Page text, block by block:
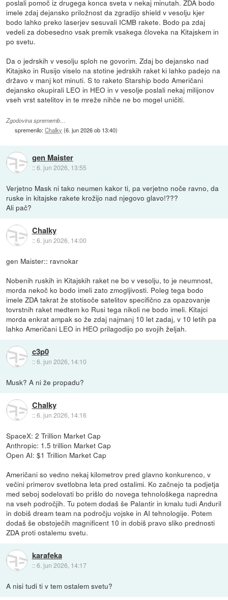
poslali pomoč iz drugega konca sveta v nekaj minutah. ZDA bodo
imele zdaj dejansko priložnost da zgradijo shield v vesolju kjer
bodo lahko preko laserjev sesuvali ICMB rakete. Bodo pa zdaj
vedeli za dobesedno vsak premik vsakega človeka na Kitajskem in
po svetu.
Da o jedrskih v vesolju sploh ne govorim. Zdaj bo dejansko nad
Kitajsko in Rusijo viselo na stotine jedrskih raket ki lahko padejo na
državo v manj kot minuti. S to raketo Starship bodo Američani
dejansko okupirali LEO in HEO in v vesolje poslali nekaj milijonov
vseh vrst satelitov in te mreže nihče ne bo mogel uničiti.
Zgodovina sprememb…
spremenilo:Chalky (6. jun 2026 ob 13:40)
gen Maister
::6. jun 2026, 13:55
Verjetno Mask ni tako neumen kakor ti, pa verjetno noče ravno, da
ruske in kitajske rakete krožijo nad njegovo glavo!???
Ali pač?
Chalky
::6. jun 2026, 14:00
gen Maister:: ravnokar
Nobenih ruskih in Kitajskih raket ne bo v vesolju, to je neumnost,
morda nekoč ko bodo imeli zato zmogljivosti. Poleg tega bodo
imele ZDA takrat že stotisoče satelitov specifično za opazovanje
tovrstnih raket medtem ko Rusi tega nikoli ne bodo imeli. Kitajci
morda enkrat ampak so že zdaj najmanj 10 let zadaj, v 10 letih pa
lahko Američani LEO in HEO prilagodijo po svojih željah.
c3p0
::6. jun 2026, 14:10
Musk? A ni že propadu?
Chalky
::6. jun 2026, 14:16
SpaceX: 2 Trillion Market Cap
Anthropic: 1.5 trillion Market Cap
Open AI: $1 Trillion Market Cap
Američani so vedno nekaj kilometrov pred glavno konkurenco, v
večini primerov svetlobna leta pred ostalimi. Ko začnejo ta podjetja
med seboj sodelovati bo prišlo do novega tehnološkega napredna
na vseh področjih. Tu potem dodaš še Palantir in kmalu tudi Anduril
in dobiš dream team na področju vojske in AI tehnologije. Potem
dodaš še obstoječih magnificent 10 in dobiš pravo sliko prednosti
ZDA proti ostalemu svetu.
karafeka
::6. jun 2026, 14:17
A nisi tudi ti v tem ostalem svetu?